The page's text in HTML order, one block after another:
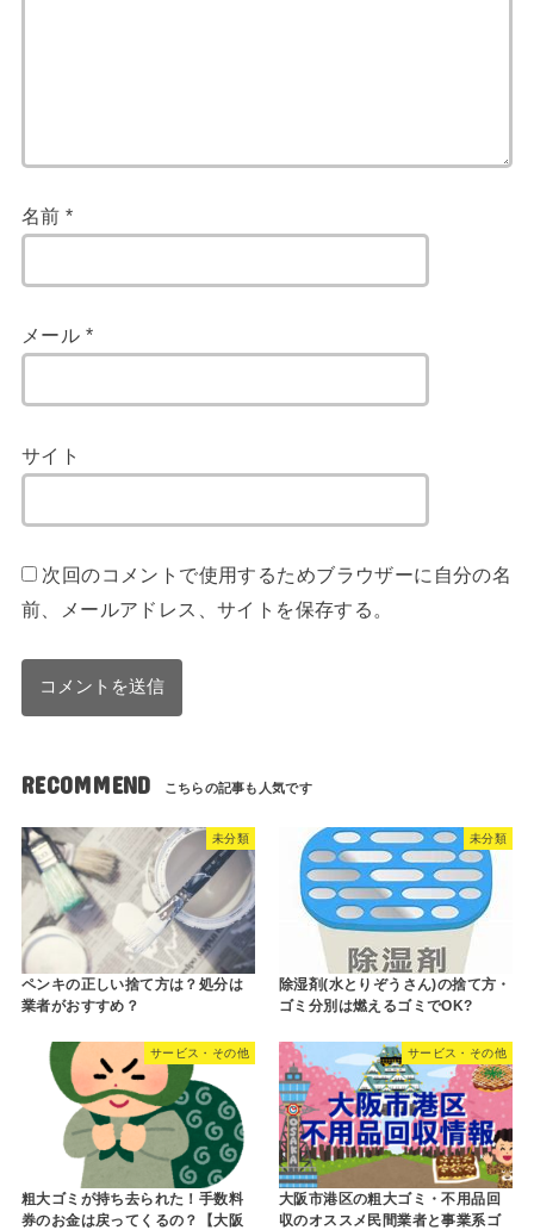
名前*
メール *
サイト
次回のコメントで使用するためブラウザーに自分の名
前、メールアドレス、サイトを保存する。
RECOMMEND
未分類
ペンキの正しい捨て方は？処分は
業者がおすすめ？
未分類
除湿剤(水とりぞうさん)の捨て方・
ゴミ分別は燃えるゴミでOK?
サービス・その他
粗大ゴミが持ち去られた！手数料
券のお金は戻ってくるの？【大阪
サービス・その他
大阪市港区の粗大ゴミ・不用品回
収のオススメ民間業者と事業系ゴ